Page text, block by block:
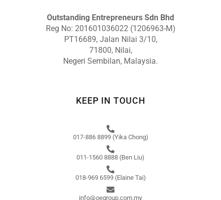
Outstanding Entrepreneurs Sdn Bhd
Reg No: 201601036022 (1206963-M)
PT16689, Jalan Nilai 3/10,
71800, Nilai,
Negeri Sembilan, Malaysia.
KEEP IN TOUCH
017-886 8899 (Yika Chong)
011-1560 8888 (Ben Liu)
018-969 6599 (Elaine Tai)
info@oegroup.com.my